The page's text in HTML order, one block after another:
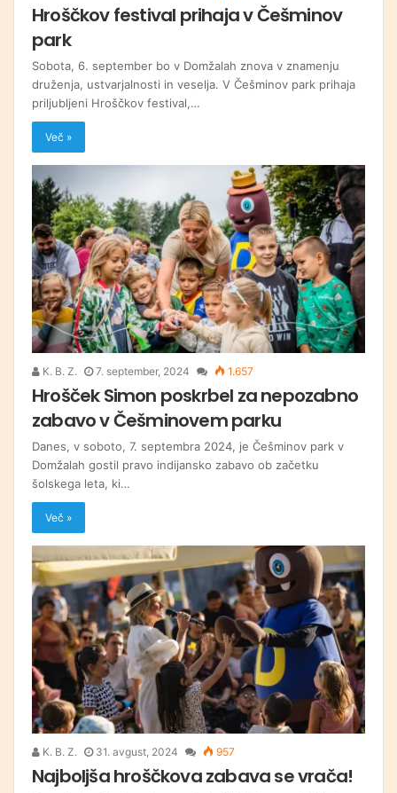
Hroščkov festival prihaja v Češminov
park
Sobota, 6. september bo v Domžalah znova v znamenju
druženja, ustvarjalnosti in veselja. V Češminov park prihaja
priljubljeni Hroščkov festival,…
Več »
K. B. Z. 7. september, 2024 1.657
Hrošček Simon poskrbel za nepozabno
zabavo v Češminovem parku
Danes, v soboto, 7. septembra 2024, je Češminov park v
Domžalah gostil pravo indijansko zabavo ob začetku
šolskega leta, ki…
Več »
K. B. Z. 31. avgust, 2024 957
Najboljša hroščkova zabava se vrača!